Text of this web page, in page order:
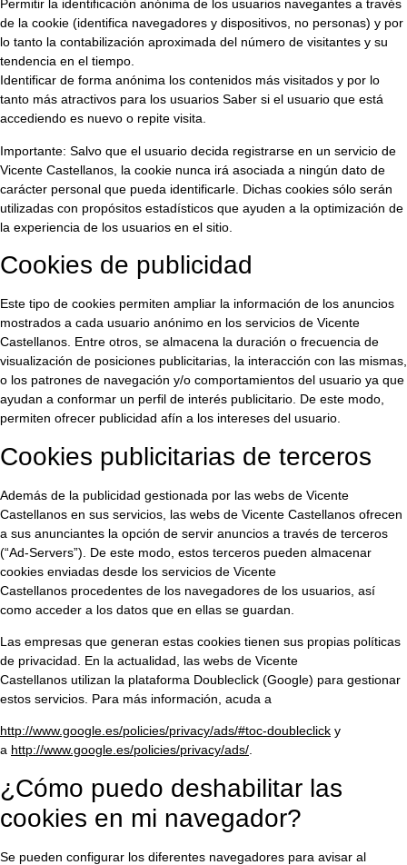
Permitir la identificación anónima de los usuarios navegantes a través
de la cookie (identifica navegadores y dispositivos, no personas) y por
lo tanto la contabilización aproximada del número de visitantes y su
tendencia en el tiempo.
Identificar de forma anónima los contenidos más visitados y por lo
tanto más atractivos para los usuarios Saber si el usuario que está
accediendo es nuevo o repite visita.
Importante: Salvo que el usuario decida registrarse en un servicio de
Vicente Castellanos, la cookie nunca irá asociada a ningún dato de
carácter personal que pueda identificarle. Dichas cookies sólo serán
utilizadas con propósitos estadísticos que ayuden a la optimización de
la experiencia de los usuarios en el sitio.
Cookies de publicidad
Este tipo de cookies permiten ampliar la información de los anuncios
mostrados a cada usuario anónimo en los servicios de Vicente
Castellanos. Entre otros, se almacena la duración o frecuencia de
visualización de posiciones publicitarias, la interacción con las mismas,
o los patrones de navegación y/o comportamientos del usuario ya que
ayudan a conformar un perfil de interés publicitario. De este modo,
permiten ofrecer publicidad afín a los intereses del usuario.
Cookies publicitarias de terceros
Además de la publicidad gestionada por las webs de Vicente
Castellanos en sus servicios, las webs de Vicente Castellanos ofrecen
a sus anunciantes la opción de servir anuncios a través de terceros
(“Ad-Servers”). De este modo, estos terceros pueden almacenar
cookies enviadas desde los servicios de Vicente
Castellanos procedentes de los navegadores de los usuarios, así
como acceder a los datos que en ellas se guardan.
Las empresas que generan estas cookies tienen sus propias políticas
de privacidad. En la actualidad, las webs de Vicente
Castellanos utilizan la plataforma Doubleclick (Google) para gestionar
estos servicios. Para más información, acuda a
http://www.google.es/policies/privacy/ads/#toc-doubleclick y
a http://www.google.es/policies/privacy/ads/.
¿Cómo puedo deshabilitar las
cookies en mi navegador?
Se pueden configurar los diferentes navegadores para avisar al